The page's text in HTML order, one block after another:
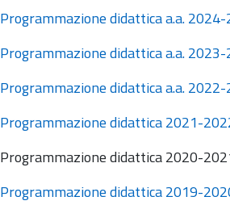
Programmazione didattica a.a.
Programmazione didattica a.a.
Programmazione didattica a.a.
Programmazione didattica 2021-
Programmazione didattica 2020-
Programmazione didattica 2019-